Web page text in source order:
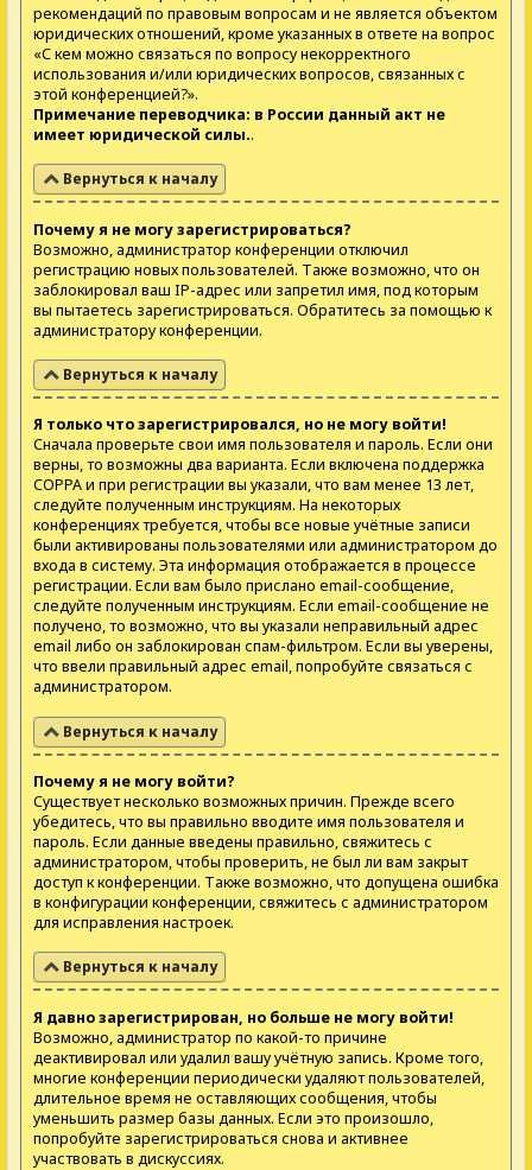
рекомендаций по правовым вопросам и не является объектом
юридических отношений, кроме указанных в ответе на вопрос
«С кем можно связаться по вопросу некорректного
использования и/или юридических вопросов, связанных с
этой конференцией?».
Примечание переводчика: в России данный акт не
имеет юридической силы..
Вернуться к началу
Почему я не могу зарегистрироваться?
Возможно, администратор конференции отключил
регистрацию новых пользователей. Также возможно, что он
заблокировал ваш IP-адрес или запретил имя, под которым
вы пытаетесь зарегистрироваться. Обратитесь за помощью к
администратору конференции.
Вернуться к началу
Я только что зарегистрировался, но не могу войти!
Сначала проверьте свои имя пользователя и пароль. Если они
верны, то возможны два варианта. Если включена поддержка
COPPA и при регистрации вы указали, что вам менее 13 лет,
следуйте полученным инструкциям. На некоторых
конференциях требуется, чтобы все новые учётные записи
были активированы пользователями или администратором до
входа в систему. Эта информация отображается в процессе
регистрации. Если вам было прислано email-сообщение,
следуйте полученным инструкциям. Если email-сообщение не
получено, то возможно, что вы указали неправильный адрес
email либо он заблокирован спам-фильтром. Если вы уверены,
что ввели правильный адрес email, попробуйте связаться с
администратором.
Вернуться к началу
Почему я не могу войти?
Существует несколько возможных причин. Прежде всего
убедитесь, что вы правильно вводите имя пользователя и
пароль. Если данные введены правильно, свяжитесь с
администратором, чтобы проверить, не был ли вам закрыт
доступ к конференции. Также возможно, что допущена ошибка
в конфигурации конференции, свяжитесь с администратором
для исправления настроек.
Вернуться к началу
Я давно зарегистрирован, но больше не могу войти!
Возможно, администратор по какой-то причине
деактивировал или удалил вашу учётную запись. Кроме того,
многие конференции периодически удаляют пользователей,
длительное время не оставляющих сообщения, чтобы
уменьшить размер базы данных. Если это произошло,
попробуйте зарегистрироваться снова и активнее
участвовать в дискуссиях.